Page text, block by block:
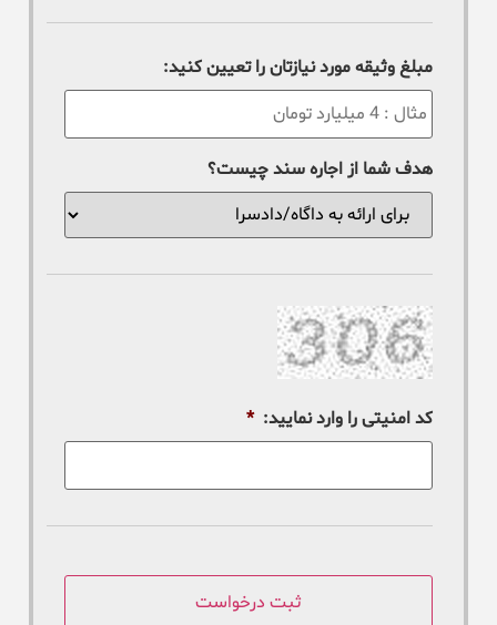
مبلغ وثیقه مورد نیازتان را تعیین کنید:
هدف شما از اجاره سند چیست؟
کد امنیتی را وارد نمایید: *